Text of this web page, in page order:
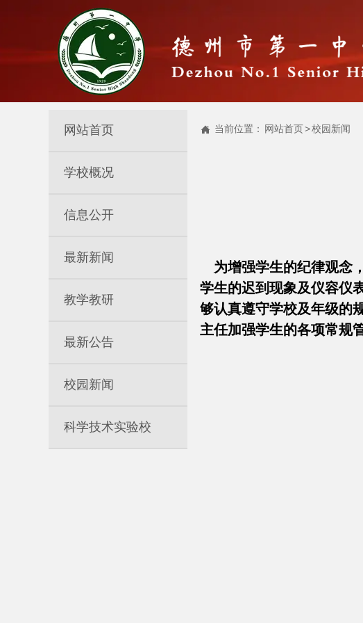
为增强学生的纪律观念
学生的迟到现象及仪容仪
够认真遵守学校及年级的
主任加强学生的各项常
 当前位置： 网站首页>校园新闻
网站首页
学校概况
信息公开
最新新闻
教学教研
最新公告
校园新闻
科学技术实验校